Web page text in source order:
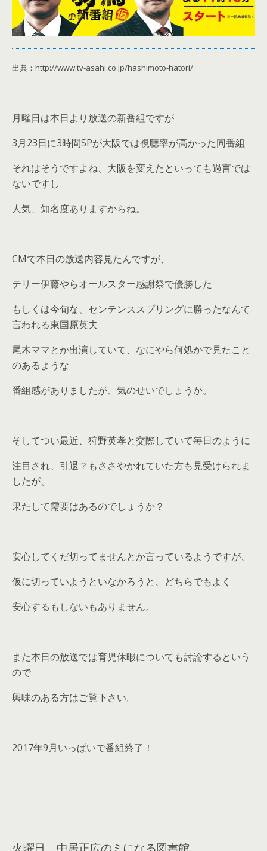
出典：http://www.tv-asahi.co.jp/hashimoto-hatori/
月曜日は本日より放送の新番組ですが
3月23日に3時間SPが大阪では視聴率が高かった同番組
それはそうですよね、大阪を変えたといっても過言では
ないですし
人気、知名度ありますからね。
CMで本日の放送内容見たんですが、
テリー伊藤やらオールスター感謝祭で優勝した
もしくは今旬な、センテンススプリングに勝ったなんて
言われる東国原英夫
尾木ママとか出演していて、なにやら何処かで見たこと
のあるような
番組感がありましたが、気のせいでしょうか。
そしてつい最近、狩野英孝と交際していて毎日のように
注目され、引退？もささやかれていた方も見受けられま
したが、
果たして需要はあるのでしょうか？
安心してくだ切ってませんとか言っているようですが、
仮に切っていようといなかろうと、どちらでもよく
安心するもしないもありません。
また本日の放送では育児休暇についても討論するという
ので
興味のある方はご覧下さい。
2017年9月いっぱいで番組終了！
火曜日 中居正広のミになる図書館